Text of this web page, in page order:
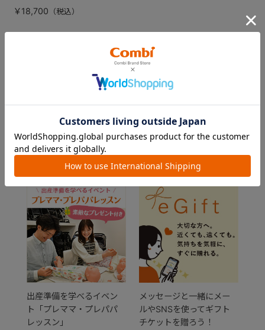
￥18,700
29
FEATURE
おすすめ特集
出産準備を学べるイベン
ト「プレママ・プレパパ
レッスン」
メッセージと一緒にメー
ルやSNSを使ってギフト
チケットを贈ろう！